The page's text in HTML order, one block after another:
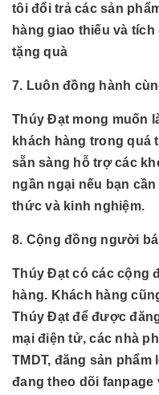
tôi đổi trả các sản
hàng giao thiếu và
tặng quà
7. Luôn đồng hành
Thúy Đạt mong muốn
khách hàng trong quá
sẵn sàng hỗ trợ các
ngần ngại nếu bạn
thức và kinh nghiệm.
8. Cộng đồng người
Thúy Đạt có các cộng
hàng. Khách hàng
Thúy Đạt để được
mại điện tử, các nhà
TMDT, đăng sản
đang theo dõi fanpage